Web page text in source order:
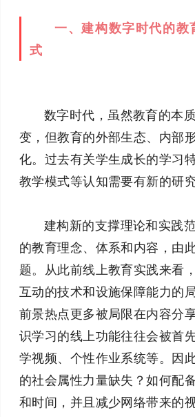
一、建构数字时代的教
式
数字时代，虽然教育的本
变，但教育的外部生态、内部
化。过去有关学生成长的学习
教学模式等认知需要有新的研
建构新的支撑理论和实践
的教育理念、体系和内容，由
题。从此前线上教育实践来看
互动的技术和设施保障能力的
前景热点更多被局限在内容分
识学习的线上功能往往会被首
学视频、个性作业系统等。因
的社会属性力量缺失？如何配
和时间，并且减少网络带来的